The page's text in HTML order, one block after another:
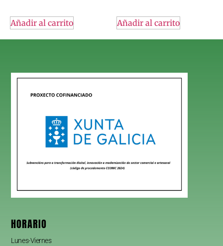
Añadir al carrito Añadir al carrito
HORARIO
Lunes-Viernes